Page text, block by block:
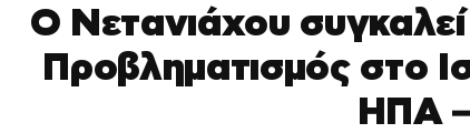
Ο Νετανιάχου
Προβληματισμός στο
ΗΠΑ